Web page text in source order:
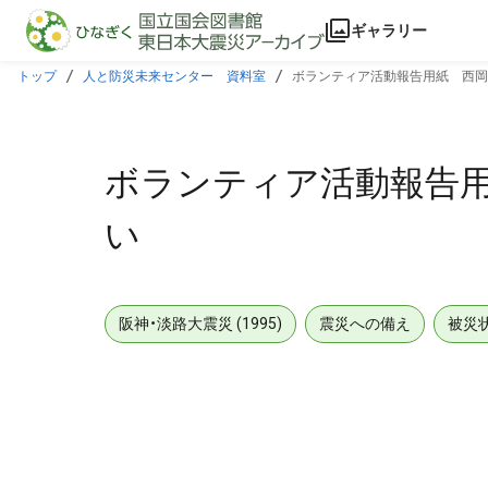
本文に飛ぶ
ギャラリー
トップ 人と防災未来センター 資料室 ボランティア活動報告用紙 西
ボランティア活動報
い
阪神・淡路大震災 (1995) 震災への備え 被災